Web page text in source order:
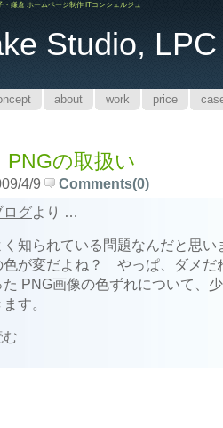
・鎌倉 ホームページ制作 ITコンシェルジュ
Studio, LPC
about work price
PNGの取扱い
4/9
Comments(0)
ログより …
知られている問題なんだと思い
色が変だよね？ やっぱ、ダメだ
PNG画像の色ずれについて、
す。
む